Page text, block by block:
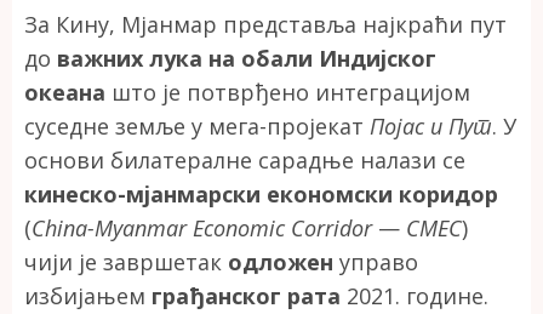
За Кину, Мјанмар представља најкраћи пут
до важних лука на обали Индијског
океана што је потврђено интеграцијом
суседне земље у мега-пројекат Појас и Пут. У
основи билатералне сарадње налази се
кинеско-мјанмарски економски коридор
(China-Myanmar Economic Corridor— CMEC)
чији је завршетак одложен управо
избијањем грађанског рата 2021. године.